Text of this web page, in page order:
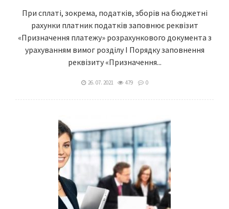
При сплаті, зокрема, податків, зборів на бюджетні
рахунки платник податків заповнює реквізит
«Призначення платежу» розрахункового документа з
урахуванням вимог розділу І Порядку заповнення
реквізиту «Призначення...
26. 07. 2021 479 0